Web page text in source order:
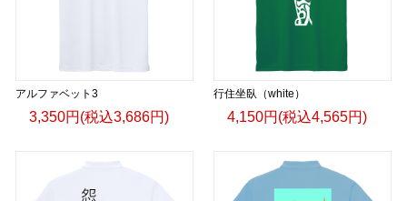
アルファベット3
3,350円(税込3,686円)
行住坐臥（white）
4,150円(税込4,565円)